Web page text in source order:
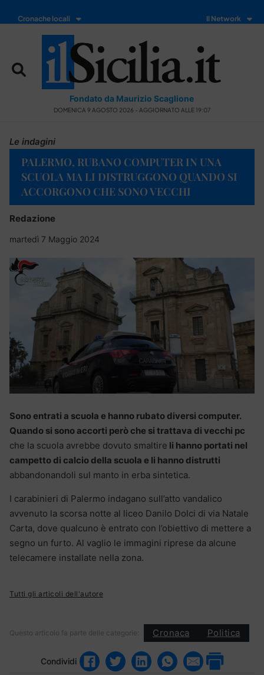
Cronache locali Il Network
Fondato da Maurizio Scaglione
DOMENICA 9 AGOSTO 2026 - AGGIORNATO ALLE 19:07
Le indagini
PALERMO, RUBANO COMPUTER IN UNA
SCUOLA MA LI DISTRUGGONO QUANDO SI
ACCORGONO CHE SONO VECCHI
Redazione
martedì 7 Maggio 2024
Sono entrati a scuola e hanno rubato diversi computer.
Quando si sono accorti però che si trattava di vecchi pc
che la scuola avrebbe dovuto smaltire li hanno portati nel
campetto di calcio della scuola e li hanno distrutti
abbandonandoli sul manto in erba sintetica.
I carabinieri di Palermo indagano sull’atto vandalico
avvenuto la scorsa notte al liceo Danilo Dolci di via Natale
Carta, dove qualcuno è entrato con l’obiettivo di mettere a
segno un furto. Al vaglio le immagini riprese da alcune
telecamere installate nella zona.
Tutti gli articoli dell'autore
Questo articolo fa parte delle categorie: Cronaca Politica
Condividi